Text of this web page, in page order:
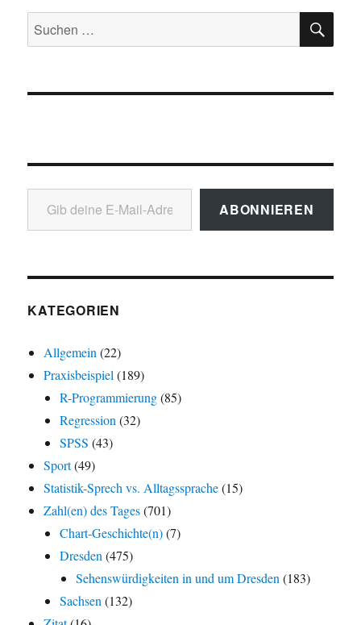
Suchen
nach:
Gib deine E-Mail-Adresse ein ...
ABONNIEREN
KATEGORIEN
Allgemein (22)
Praxisbeispiel (189)
R-Programmierung(85)
Regression (32)
SPSS (43)
Sport(49)
Statistik-Sprech vs. Alltagssprache(15)
Zahl(en) des Tages(701)
Chart-Geschichte(n)(7)
Dresden (475)
Sehenswürdigkeiten in und um Dresden (183)
Sachsen (132)